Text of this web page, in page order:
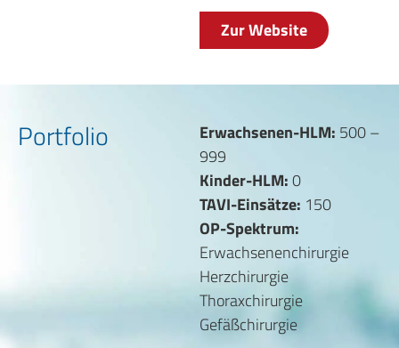
Zur Website
Portfolio Erwachsenen-HLM: 500 –
999
Kinder-HLM:0
TAVI-Einsätze: 150
OP-Spektrum:
Erwachsenenchirurgie
Herzchirurgie
Thoraxchirurgie
Gefäßchirurgie